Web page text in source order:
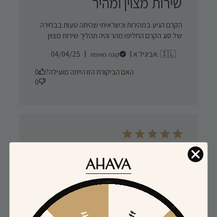
הקרם הגיע במהירות וכשראיתי שהיתה טעות בבחירה
של סוג הקרם החליפו מהר והיה תהליך שירות מצוין
אביגיל א. 🇮🇱
קונה מאומתPublished
04/04/25
האם הביקורת הזו הייתה מועילה?
0
0
קרם לחות מצויין
משתמשת באופן קבוע מדי יום , מרוצה מאוד
מהמרקם והתחושה הנעימה שנותנת לי הלחות -מומלץ
בחום